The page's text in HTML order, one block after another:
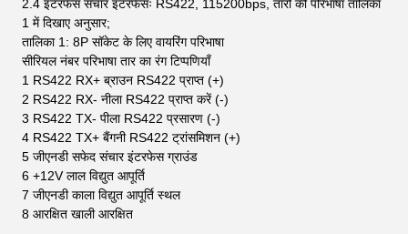
2.4 इंटरफेस संचार इंटरफेसः RS422, 115200bps, तारों की परिभाषा तालिका
1 में दिखाए अनुसार;
तालिका 1: 8P सॉकेट के लिए वायरिंग परिभाषा
सीरियल नंबर परिभाषा तार का रंग टिप्पणियाँ
1 RS422 RX+ ब्राउन RS422 प्राप्त (+)
2 RS422 RX- नीला RS422 प्राप्त करें (-)
3 RS422 TX- पीला RS422 प्रसारण (-)
4 RS422 TX+ बैंगनी RS422 ट्रांसमिशन (+)
5 जीएनडी सफेद संचार इंटरफेस ग्राउंड
6 +12V लाल विद्युत आपूर्ति
7 जीएनडी काला विद्युत आपूर्ति स्थल
8 आरक्षित खाली आरक्षित